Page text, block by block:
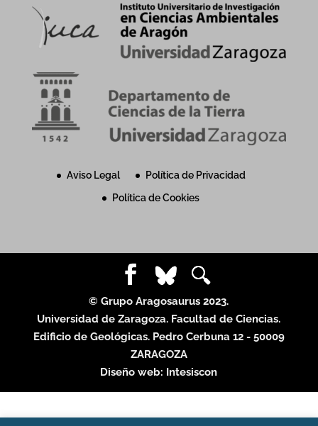
Aviso Legal
Política de Privacidad
Política de Cookies
© Grupo Aragosaurus 2023.
Universidad de Zaragoza. Facultad de Ciencias.
Edificio de Geológicas. Pedro Cerbuna 12 - 50009
ZARAGOZA
Diseño web: Intesiscon